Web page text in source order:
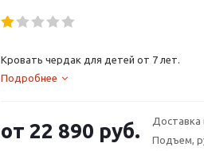
Кровать чердак для детей от 7 лет.
Подробнее
Подъем,
от 22 890 руб.